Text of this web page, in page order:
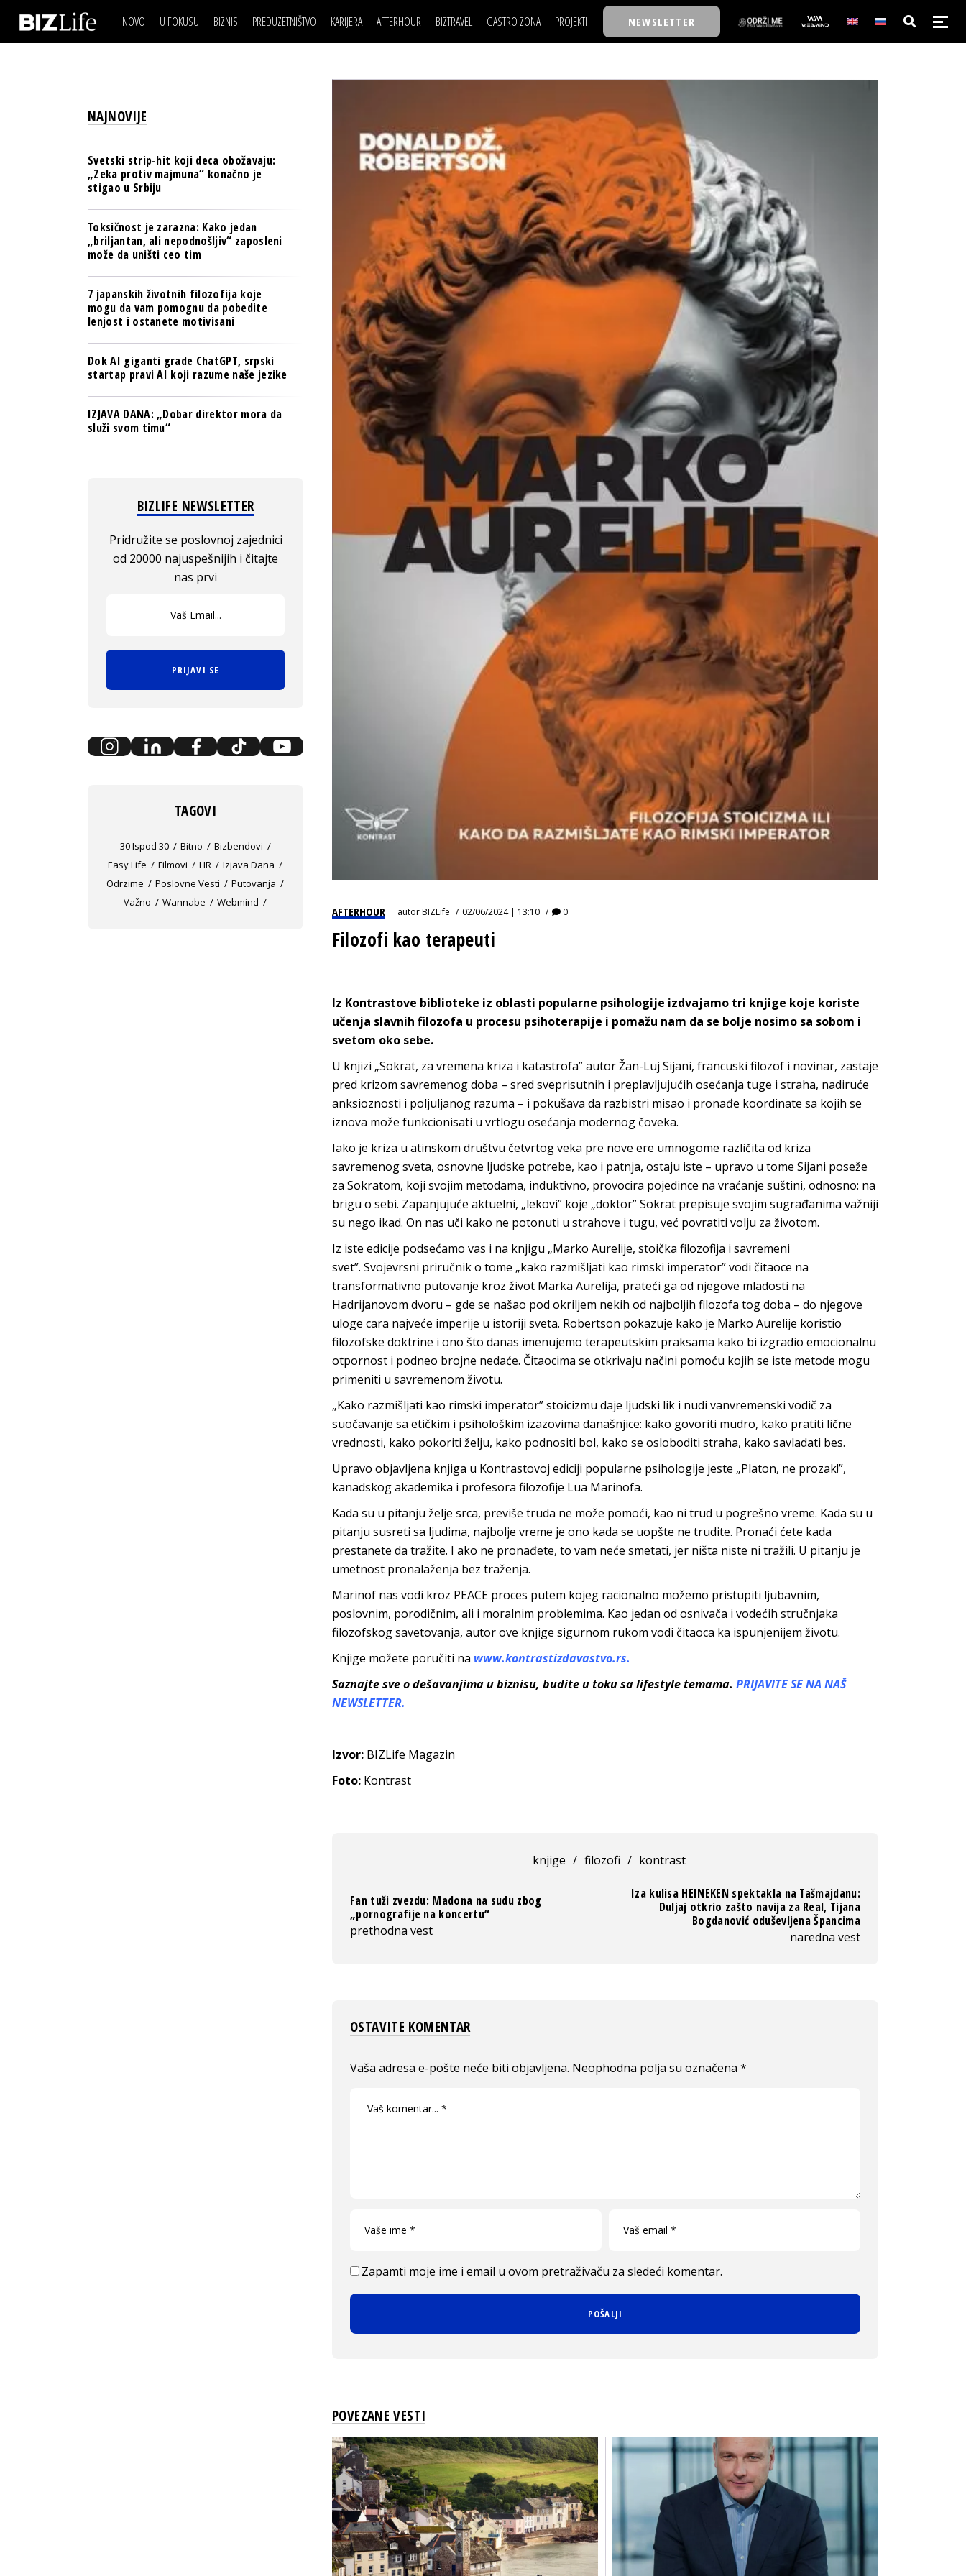
NOVO U FOKUSU BIZNIS
BANKE
TECH I AI
BIZNIS & SPORT
PULS REGIONA
NOVO NA RAFU
PREDUZETNIŠTVO KARIJERA
USAVRŠAVANJE
KNOW-HOW
AFTERHOUR
STIL
WELLBEING
BIZTRAVEL GASTRO ZONA PROJEKTI
30 ISPOD 30
BACK TO OFFICE/SCHOOL
BIZBENDOVI
BIZKOLEGIJUM
BMW BIZNIS LIGA
BIZLIFE WEEK
IZJAVA GODINE
NEWSLETTER
IZJAVA DANABIZNIS SCENA
BREND I KOMUNIKACIJE
OSIGURANJE
TECH I AI
PULS REGIONA
POSAO
MOJ UGAO
KNOW-HOW
FILM I SCENA
AUTO SVET
WELLBEING
NAJKOLEGA
30 ISPOD 30
BIZBENDOVI
BIZKOLEGIJUM
BMW BIZNIS LIGA
BIZLIFE WEEK
IZJAVA GODINE
AFTERHOUR autorBIZLife 02/06/2024 | 13:10 0
Filozofi kao terapeuti
Iz Kontrastove biblioteke iz oblasti popularne psihologije izdvajamo tri knjige koje koriste
učenja slavnih filozofa u procesu psihoterapije i pomažu nam da se bolje nosimo sa sobom i
svetom oko sebe.
U knjizi „Sokrat, za vremena kriza i katastrofa”autor Žan-Luj Sijani, francuski filozof i novinar, zastaje
pred krizom savremenog doba – sred sveprisutnih i preplavljujućih osećanja tuge i straha, nadiruće
anksioznosti i poljuljanog razuma – i pokušava da razbistri misao i pronađe koordinate sa kojih se
iznova može funkcionisati u vrtlogu osećanja modernog čoveka.
Iako je kriza u atinskom društvu četvrtog veka pre nove ere umnogome različita od kriza
savremenog sveta, osnovne ljudske potrebe, kao i patnja, ostaju iste – upravo u tome Sijani poseže
za Sokratom, koji svojim metodama, induktivno, provocira pojedince na vraćanje suštini, odnosno: na
brigu o sebi. Zapanjujuće aktuelni, „lekovi” koje „doktor” Sokrat prepisuje svojim sugrađanima važniji
su nego ikad. On nas uči kako ne potonuti u strahove i tugu, već povratiti volju za životom.
Iz iste edicije podsećamo vas i na knjigu „Marko Aurelije, stoička filozofija i savremeni
svet”. Svojevrsni priručnik o tome „kako razmišljati kao rimski imperator” vodi čitaoce na
transformativno putovanje kroz život Marka Aurelija, prateći ga od njegove mladosti na
Hadrijanovom dvoru – gde se našao pod okriljem nekih od najboljih filozofa tog doba – do njegove
uloge cara najveće imperije u istoriji sveta. Robertson pokazuje kako je Marko Aurelije koristio
filozofske doktrine i ono što danas imenujemo terapeutskim praksama kako bi izgradio emocionalnu
otpornost i podneo brojne nedaće. Čitaocima se otkrivaju načini pomoću kojih se iste metode mogu
primeniti u savremenom životu.
„Kako razmišljati kao rimski imperator” stoicizmu daje ljudski lik i nudi vanvremenski vodič za
suočavanje sa etičkim i psihološkim izazovima današnjice: kako govoriti mudro, kako pratiti lične
vrednosti, kako pokoriti želju, kako podnositi bol, kako se osloboditi straha, kako savladati bes.
Upravo objavljena knjiga u Kontrastovoj ediciji popularne psihologije jeste „Platon, ne prozak!”,
kanadskog akademika i profesora filozofije Lua Marinofa.
Kada su u pitanju želje srca, previše truda ne može pomoći, kao ni trud u pogrešno vreme. Kada su u
pitanju susreti sa ljudima, najbolje vreme je ono kada se uopšte ne trudite. Pronaći ćete kada
prestanete da tražite. I ako ne pronađete, to vam neće smetati, jer ništa niste ni tražili. U pitanju je
umetnost pronalaženja bez traženja.
Marinof nas vodi kroz PEACE proces putem kojeg racionalno možemo pristupiti ljubavnim,
poslovnim, porodičnim, ali i moralnim problemima. Kao jedan od osnivača i vodećih stručnjaka
filozofskog savetovanja, autor ove knjige sigurnom rukom vodi čitaoca ka ispunjenijem životu.
Knjige možete poručiti na www.kontrastizdavastvo.rs.
Saznajte sve o dešavanjima u biznisu, budite u toku sa lifestyle temama. PRIJAVITE SE NA NAŠ
NEWSLETTER.
Izvor: BIZLife Magazin
Foto: Kontrast
knjige / filozofi / kontrast
Fan tuži zvezdu: Madona na sudu zbog
„pornografije na koncertu“
prethodna vest
Iza kulisa HEINEKEN spektakla na Tašmajdanu:
Duljaj otkrio zašto navija za Real, Tijana
Bogdanović oduševljena Špancima
naredna vest
OSTAVITE KOMENTAR
Vaša adresa e-pošte neće biti objavljena. Neophodna polja su označena *
Zapamti moje ime i email u ovom pretraživaču za sledeći komentar.
POVEZANE VESTI
NAJNOVIJE
Svetski strip-hit koji deca obožavaju:
„Zeka protiv majmuna“ konačno je
stigao u Srbiju
Toksičnost je zarazna: Kako jedan
„briljantan, ali nepodnošljiv“ zaposleni
može da uništi ceo tim
7 japanskih životnih filozofija koje
mogu da vam pomognu da pobedite
lenjost i ostanete motivisani
Dok AI giganti grade ChatGPT, srpski
startap pravi AI koji razume naše jezike
IZJAVA DANA: „Dobar direktor mora da
služi svom timu“
BIZLIFE NEWSLETTER
Pridružite se poslovnoj zajednici
od 20000 najuspešnijih i čitajte
nas prvi
PRIJAVI SE
TAGOVI
30 Ispod 30 Bitno
Bizbendovi
Easy Life
Filmovi HR
Izjava Dana
Odrzime
Poslovne Vesti
Putovanja
Važno
Wannabe Webmind